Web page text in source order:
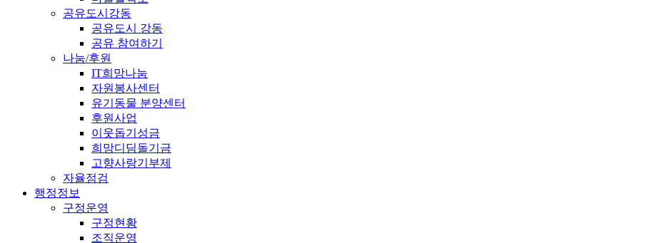
공유도시강동
공유도시 강동
공유 참여하기
나눔/후원
IT희망나눔
자원봉사센터
유기동물 분양센터
후원사업
이웃돕기성금
희망디딤돌기금
고향사랑기부제
자율점검
행정정보
구정운영
구정현황
조직운영